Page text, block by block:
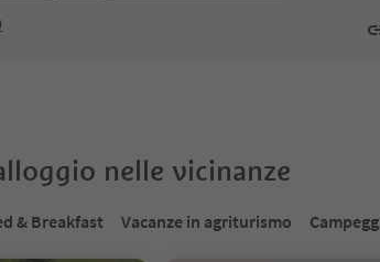
nelle vicinanze
& Breakfast Vacanze in agriturismo